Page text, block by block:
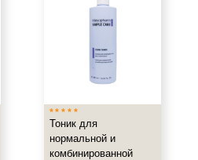
Тоник для
нормальной и
комбинированной